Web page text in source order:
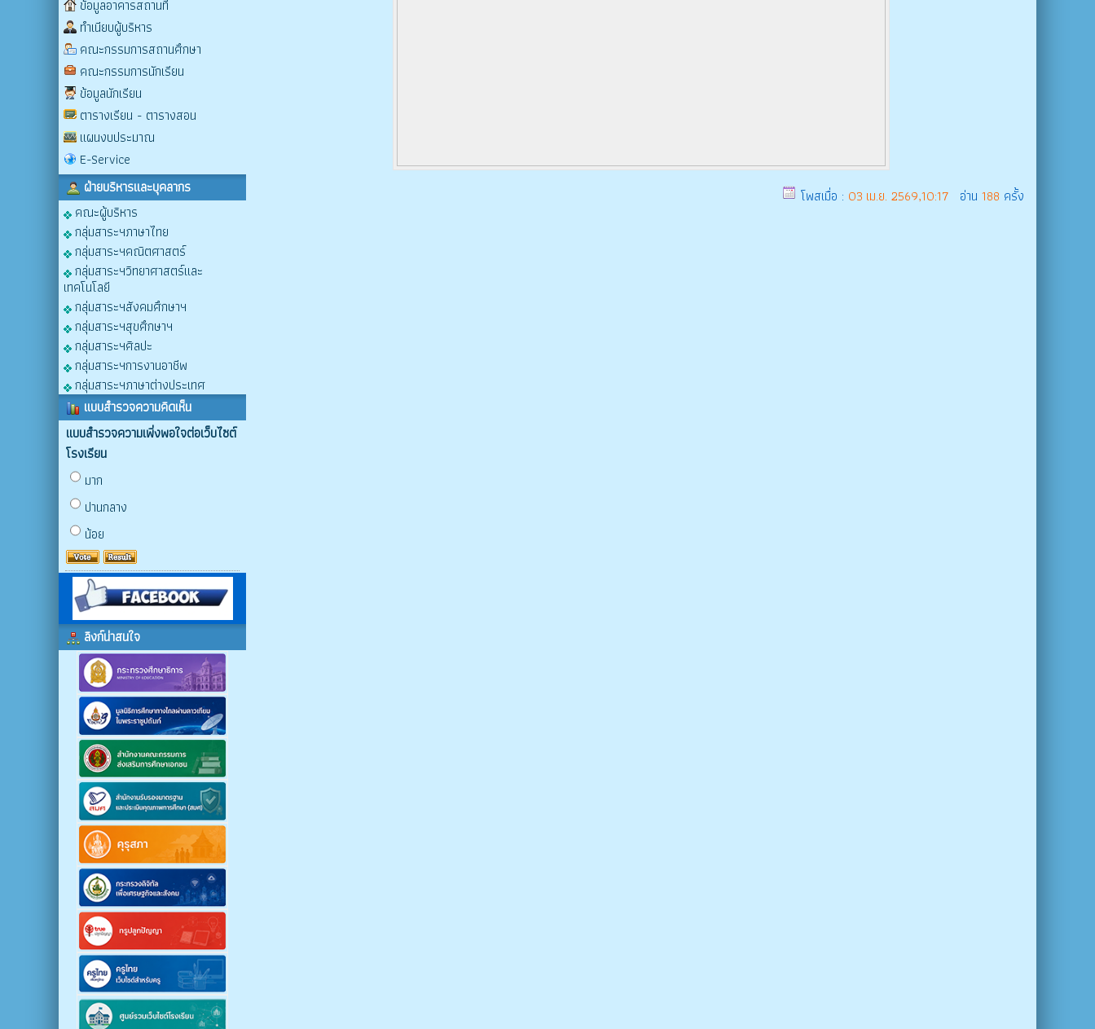
ข้อมูลอาคารสถานที่
ทำเนียบผู้บริหาร
คณะกรรมการสถานศึกษา
คณะกรรมการนักเรียน
ข้อมูลนักเรียน
ตารางเรียน - ตารางสอน
แผนงบประมาณ
E-Service
ฝ่ายบริหารและบุคลากร
คณะผู้บริหาร
กลุ่มสาระฯภาษาไทย
กลุ่มสาระฯคณิตศาสตร์
กลุ่มสาระฯวิทยาศาสตร์และ
เทคโนโลยี
กลุ่มสาระฯสังคมศึกษาฯ
กลุ่มสาระฯสุขศึกษาฯ
กลุ่มสาระฯศิลปะ
กลุ่มสาระฯการงานอาชีพ
กลุ่มสาระฯภาษาต่างประเทศ
แบบสำรวจความคิดเห็น
แบบสำรวจความเพิ่งพอใจต่อเว็บไซต์
โรงเรียน
มาก
ปานกลาง
น้อย
ลิงก์น่าสนใจ
โพสเมื่อ : 03 เม.ย. 2569,10:17 อ่าน 188 ครั้ง